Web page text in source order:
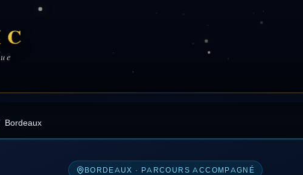
Bordeaux
BORDEAUX · PARCOURS ACCOMPAGNÉ